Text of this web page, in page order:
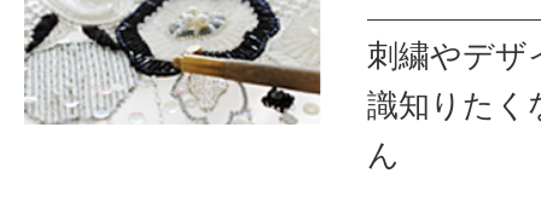
刺繍やデザ
識知りたく
ん